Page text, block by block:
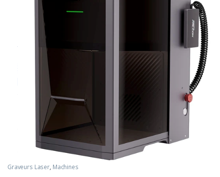
Graveurs Laser, Machines